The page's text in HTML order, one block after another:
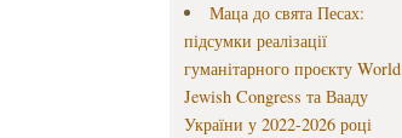
Маца до свята Песах:
підсумки реалізації
гуманітарного проєкту World
Jewish Congress та Вааду
України у 2022-2026 році